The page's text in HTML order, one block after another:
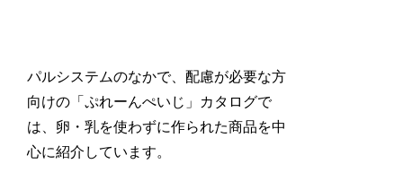
パルシステムのなかで、配慮が必要な方
向けの「ぷれーんぺいじ」カタログで
は、卵・乳を使わずに作られた商品を中
心に紹介しています。